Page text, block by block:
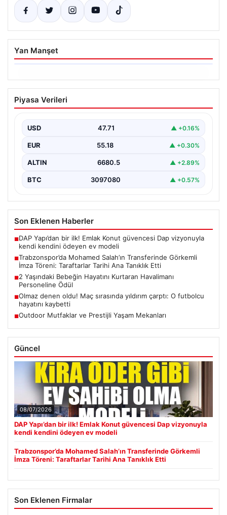
Yan Manşet
06.08.2026
Trabzonspor’da Mohamed Salah’ın
Transferinde Görkemli İmza Töreni:
Trabzonspor, dünya futbolunun yıldız isimlerinden
yaşıyor. Yoğun ilgiyle karşılanan…
Piyasa Verileri
USD 47.71 ▲ +0.16%
EUR 55.18 ▲ +0.30%
ALTIN 6680.5 ▲ +2.89%
BTC 3097080 ▲ +0.57%
Son Eklenen Haberler
■DAP Yapı’dan bir ilk! Emlak Konut güvencesi Dap vizyonuyla
kendi kendini ödeyen ev modeli
■Trabzonspor’da Mohamed Salah’ın Transferinde Görkemli
İmza Töreni: Taraftarlar Tarihi Ana Tanıklık Etti
■2 Yaşındaki Bebeğin Hayatını Kurtaran Havalimanı
Personeline Ödül
■Olmaz denen oldu! Maç sırasında yıldırım çarptı: O futbolcu
hayatını kaybetti
■Outdoor Mutfaklar ve Prestijli Yaşam Mekanları
Güncel
08/07/2026
DAP Yapı’dan bir ilk! Emlak Konut güvencesi Dap vizyonuyla
kendi kendini ödeyen ev modeli
Trabzonspor’da Mohamed Salah’ın Transferinde Görkemli
İmza Töreni: Taraftarlar Tarihi Ana Tanıklık Etti
Son Eklenen Firmalar